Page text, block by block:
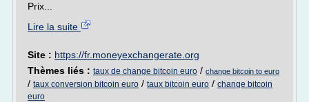
Prix...
Lire la suite
Site : https://fr.moneyexchangerate.org
Thèmes liés : taux de change bitcoin euro / change bitcoin to euro
/ taux conversion bitcoin euro / taux bitcoin euro / change bitcoin
euro